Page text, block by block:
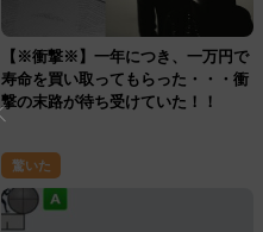
【※衝撃※】一年につき、一万円で
寿命を買い取ってもらった・・・衝
撃の末路が待ち受けていた！！
驚いた